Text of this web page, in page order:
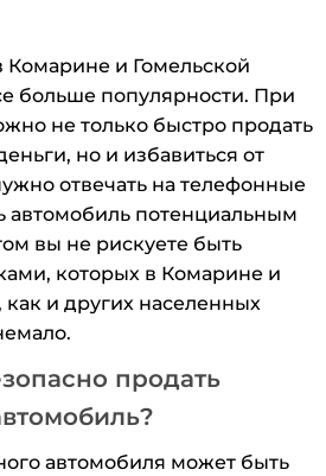
Комарине и Гомельской
больше популярности. При
не только быстро продать
но и избавиться от
отвечать на телефонные
автомобиль потенциальным
вы не рискуете быть
которых в Комарине и
как и других населенных
продать
автомобиля может быть